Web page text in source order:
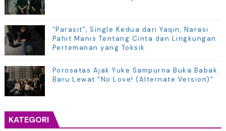
“Parasit”, Single Kedua dari Yaqin, Narasi
Pahit Manis Tentang Cinta dan Lingkungan
Pertemanan yang Toksik
Porosatas Ajak Yuke Sampurna Buka Babak
Baru Lewat "No Love! (Alternate Version)"
KATEGORI